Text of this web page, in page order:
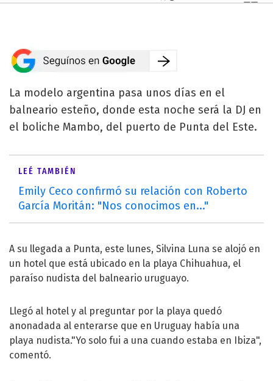
La modelo argentina pasa unos días en el
balneario esteño, donde esta noche será la DJ en
el boliche Mambo, del puerto de Punta del Este.
LEÉ TAMBIÉN
Emily Ceco confirmó su relación con Roberto
García Moritán: "Nos conocimos en..."
A su llegada a Punta, este lunes, Silvina Luna se alojó en
un hotel que está ubicado en la playa Chihuahua, el
paraíso nudista del balneario uruguayo.
Llegó al hotel y al preguntar por la playa quedó
anonadada al enterarse que en Uruguay había una
playa nudista."Yo solo fui a una cuando estaba en Ibiza",
comentó.